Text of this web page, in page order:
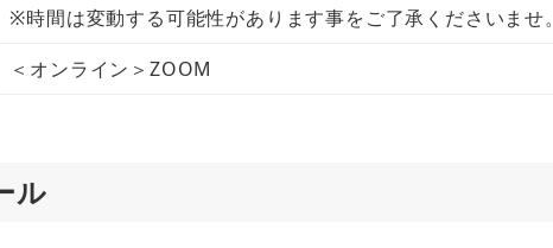
※時間は変動する可能性があります事をご了承くださいませ。
＜オンライン＞ZOOM
ル